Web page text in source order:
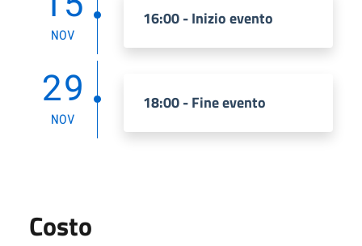
NOV
16:00 - Inizio evento
29
NOV
18:00 - Fine evento
Costo